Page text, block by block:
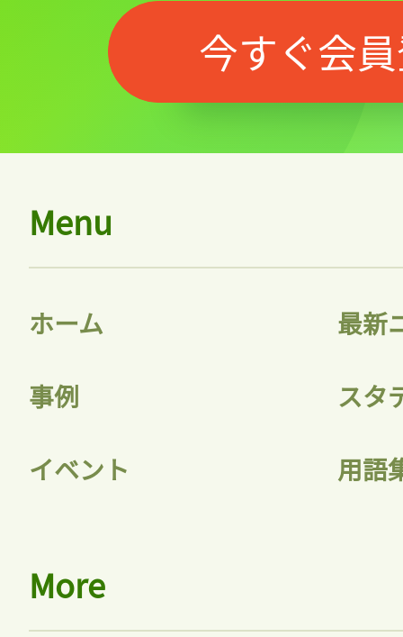
今すぐ会
Menu
ホーム 最新
事例 スタ
イベント 用語
More